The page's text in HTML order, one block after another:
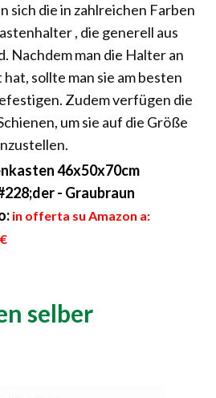
sich die in zahlreichen Farben
, die generell aus
Nachdem man die Halter an
sollte man sie am besten
Zudem verfügen die
um sie auf die Größe
46x50x70cm
- Graubraun
in offerta su Amazon a:
selber